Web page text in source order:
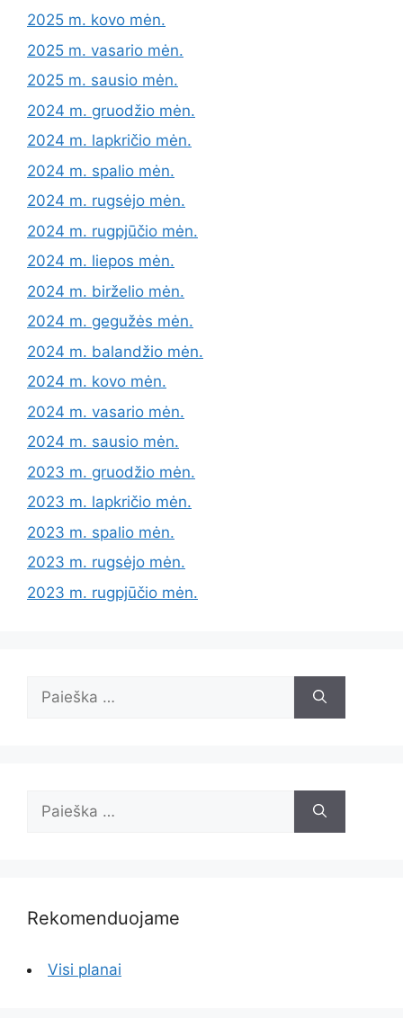
2025 m. kovo mėn.
2025 m. vasario mėn.
2025 m. sausio mėn.
2024 m. gruodžio mėn.
2024 m. lapkričio mėn.
2024 m. spalio mėn.
2024 m. rugsėjo mėn.
2024 m. rugpjūčio mėn.
2024 m. liepos mėn.
2024 m. birželio mėn.
2024 m. gegužės mėn.
2024 m. balandžio mėn.
2024 m. kovo mėn.
2024 m. vasario mėn.
2024 m. sausio mėn.
2023 m. gruodžio mėn.
2023 m. lapkričio mėn.
2023 m. spalio mėn.
2023 m. rugsėjo mėn.
2023 m. rugpjūčio mėn.
Rekomenduojame
Visi planai